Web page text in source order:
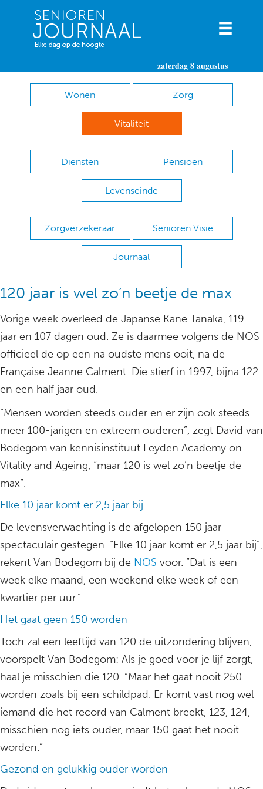
zaterdag 8 augustus
Wonen Zorg
Vitaliteit
Diensten Pensioen
Levenseinde
Zorgverzekeraar Senioren Visie
Journaal
120 jaar is wel zo’n beetje de max
Vorige week overleed de Japanse Kane Tanaka, 119
jaar en 107 dagen oud. Ze is daarmee volgens de NOS
officieel de op een na oudste mens ooit, na de
Française Jeanne Calment. Die stierf in 1997, bijna 122
en een half jaar oud.
“Mensen worden steeds ouder en er zijn ook steeds
meer 100-jarigen en extreem ouderen”, zegt David van
Bodegom van kennisinstituut Leyden Academy on
Vitality and Ageing, “maar 120 is wel zo’n beetje de
max”.
Elke 10 jaar komt er 2,5 jaar bij
De levensverwachting is de afgelopen 150 jaar
spectaculair gestegen. “Elke 10 jaar komt er 2,5 jaar bij”,
rekent Van Bodegom bij de NOS voor. “Dat is een
week elke maand, een weekend elke week of een
kwartier per uur.”
Het gaat geen 150 worden
Toch zal een leeftijd van 120 de uitzondering blijven,
voorspelt Van Bodegom: Als je goed voor je lijf zorgt,
haal je misschien die 120. “Maar het gaat nooit 250
worden zoals bij een schildpad. Er komt vast nog wel
iemand die het record van Calment breekt, 123, 124,
misschien nog iets ouder, maar 150 gaat het nooit
worden.”
Gezond en gelukkig ouder worden